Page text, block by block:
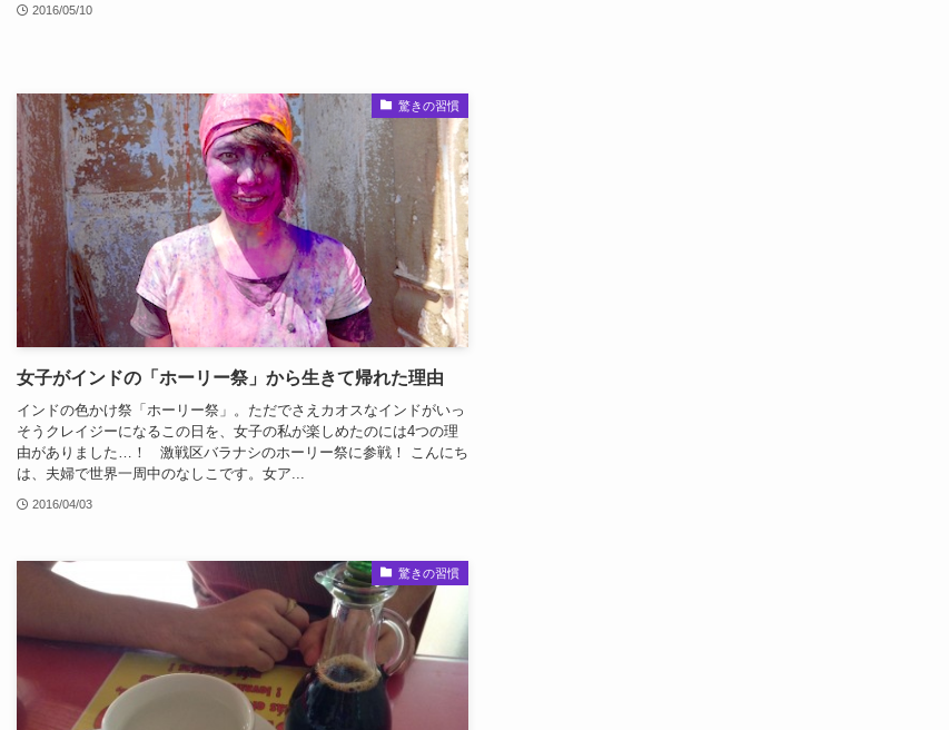
2016/05/10
驚きの習慣
女子がインドの「ホーリー祭」から生きて帰れた理由
インドの色かけ祭「ホーリー祭」。ただでさえカオスなインドがいっ
そうクレイジーになるこの日を、女子の私が楽しめたのには4つの理
由がありました…！ 激戦区バラナシのホーリー祭に参戦！ こんにち
は、夫婦で世界一周中のなしこです。女ア...
2016/04/03
驚きの習慣